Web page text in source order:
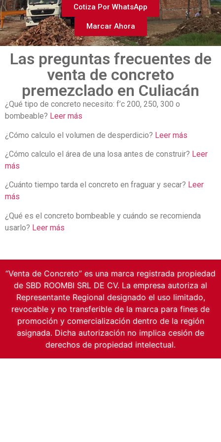
Cotiza Por WhatsApp
Marcar Ahora
Las preguntas frecuentes de
venta de concreto
premezclado en Culiacán
¿Qué tipo de concreto necesito: f’c 200, 250, 300 o
bombeable? Leer más
¿Cómo calculo el volumen de desperdicio? Leer más
¿Cómo calculo el área de una losa antes de construir? Leer
más
¿Cuánto tiempo tarda el concreto en fraguar y secar? Leer
más
¿Qué es el concreto bombeable y cuándo se recomienda
usarlo? Leer más
“Venta de Concreto” es una marca registrada propiedad
de SBD ROOMBI SRL DE CV. La empresa autoriza al
Representante Regional designado el uso limitado,
revocable y no transferible de la marca para fines de
promoción y comercialización dentro de la región
asignada. Dicha autorización no implica cesión de
derechos de propiedad intelectual.